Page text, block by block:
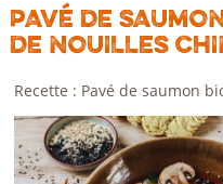
PAVÉ DE
DE NOUILLES
Recette : Pavé de saumon